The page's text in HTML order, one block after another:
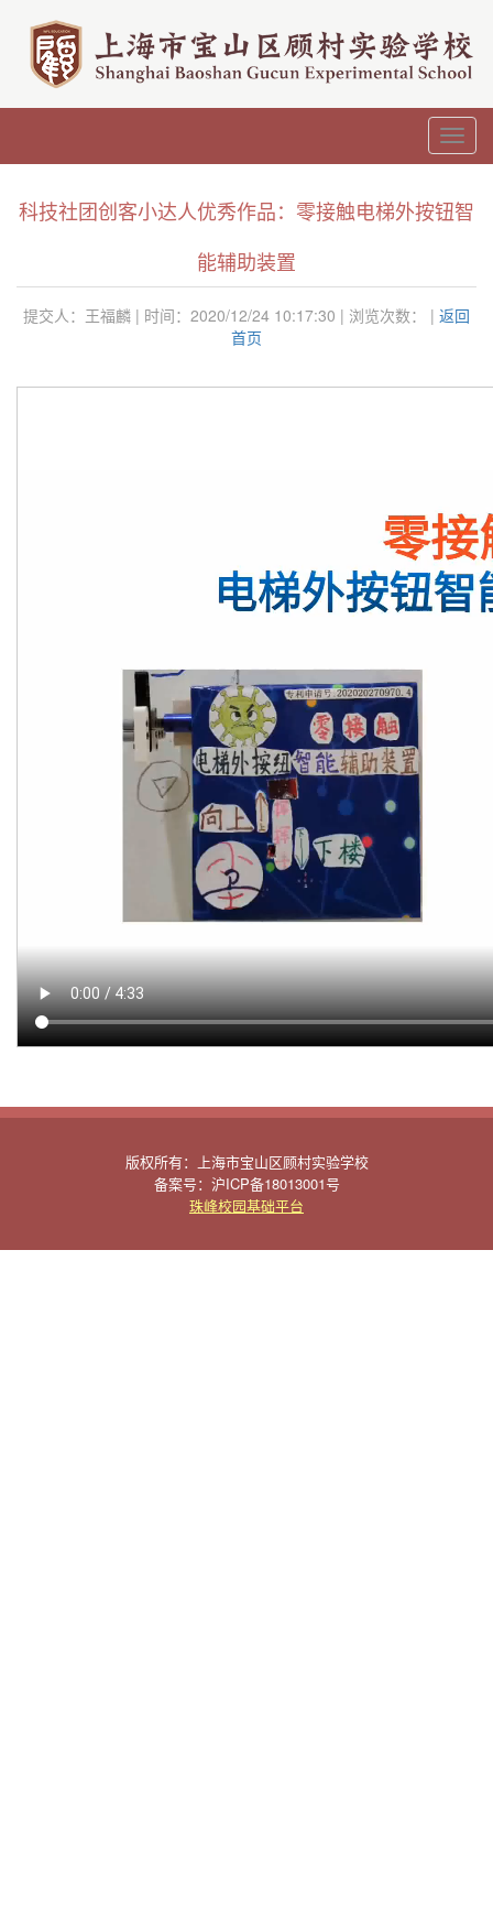
科技社团创客小达人优秀作品：零接触电梯外按钮智
能辅助装置
提交人：王福麟 | 时间：2020/12/24 10:17:30 | 浏览次数： | 返回
首页
版权所有：上海市宝山区顾村实验学校
备案号：沪ICP备18013001号
珠峰校园基础平台